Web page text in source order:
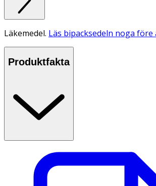
Läkemedel. Läs bipacksedeln noga
Produktfakta